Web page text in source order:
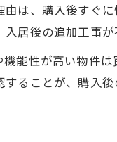
は、購入後すぐ
居後の追加工事が
能性が高い物件は
ることが、購入